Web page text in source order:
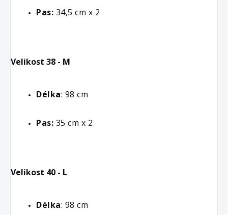
Pas: 34,5 cm x 2
Velikost 38 - M
Délka: 98 cm
Pas: 35 cm x 2
Velikost 40 - L
Délka: 98 cm